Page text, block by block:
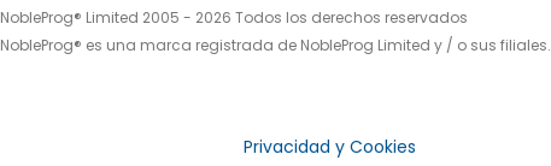
NobleProg® Limited 2005 - 2026 Todos los derechos reservados
NobleProg® es una marca registrada de NobleProg Limited y / o sus filiales.
Privacidad y Cookies